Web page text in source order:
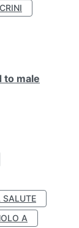
to male
SALUTE
A